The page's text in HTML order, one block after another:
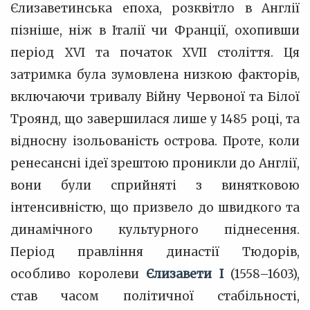
Єлизаветинська епоха, розквітло в Англії
пізніше, ніж в Італії чи Франції, охопивши
період XVI та початок XVII століття. Ця
затримка була зумовлена низкою факторів,
включаючи тривалу Війну Червоної та Білої
Троянд, що завершилася лише у 1485 році, та
відносну ізольованість острова. Проте, коли
ренесансні ідеї зрештою проникли до Англії,
вони були сприйняті з винятковою
інтенсивністю, що призвело до швидкого та
динамічного культурного піднесення.
Період правління династії Тюдорів,
особливо королеви Єлизавети I(1558–1603),
став часом політичної стабільності,